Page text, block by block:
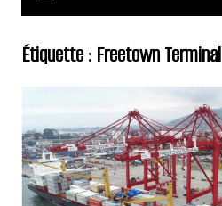
Étiquette : Freetown Terminal